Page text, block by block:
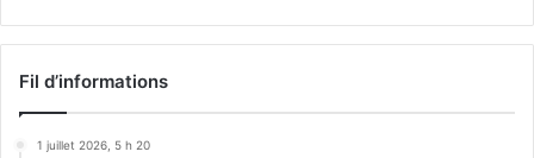
Fil d’informations
1 juillet 2026, 5 h 20